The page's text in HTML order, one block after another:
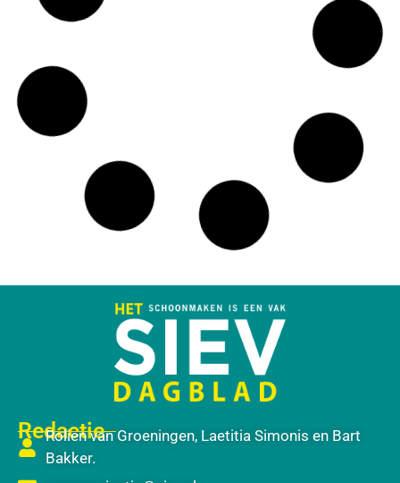
Redactie
Rolien van Groeningen, Laetitia Simonis en Bart
Bakker.